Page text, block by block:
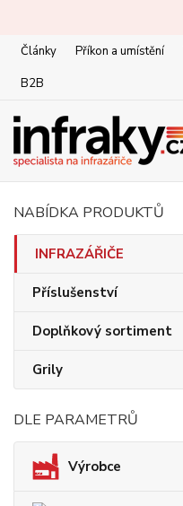
Články Příkon a umístění
B2B
NABÍDKA PRODUKTŮ
INFRAZÁŘIČE
Příslušenství
Doplňkový sortiment
Grily
DLE PARAMETRŮ
Výrobce